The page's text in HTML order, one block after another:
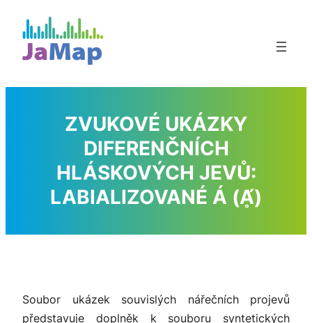
Přeskočit
obsah
ZVUKOVÉ UKÁZKY
DIFERENČNÍCH
HLÁSKOVÝCH JEVŮ:
LABIALIZOVANÉ Á (Ḁ́)
Soubor ukázek souvislých nářečních projevů
představuje doplněk k souboru syntetických